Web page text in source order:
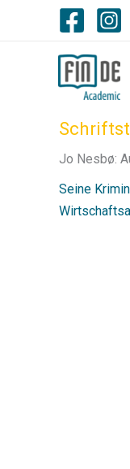
Jo Nesbø:
Seine